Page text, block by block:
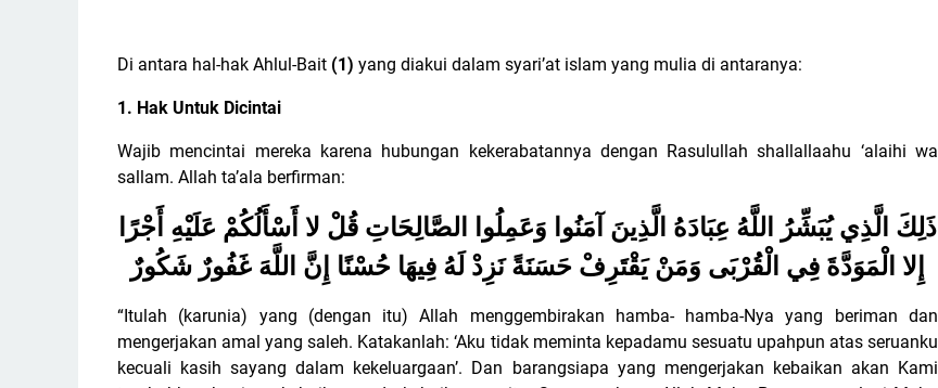
Di antara hal-hak Ahlul-Bait (1) yang diakui dalam syari’at islam yang mulia di antaranya:
1. Hak Untuk Dicintai
Wajib mencintai mereka karena hubungan kekerabatannya dengan Rasulullah shallallaahu ‘alaihi wa
sallam. Allah ta’ala berfirman:
ذَلِكَ الَّذِي يُبَشِّرُ اللَّهُ عِبَادَهُ الَّذِينَ آمَنُوا وَعَمِلُوا الصَّالِحَاتِ قُلْ لا أَسْأَلُكُمْ عَلَيْهِ أَجْرًا
إِلا الْمَوَدَّةَ فِي الْقُرْبَى وَمَنْ يَقْتَرِفْ حَسَنَةً نَزِدْ لَهُ فِيهَا حُسْنًا إِنَّ اللَّهَ غَفُورٌ شَكُورٌ
“Itulah (karunia) yang (dengan itu) Allah menggembirakan hamba- hamba-Nya yang beriman dan
mengerjakan amal yang saleh. Katakanlah: ‘Aku tidak meminta kepadamu sesuatu upahpun atas seruanku
kecuali kasih sayang dalam kekeluargaan’. Dan barangsiapa yang mengerjakan kebaikan akan Kami